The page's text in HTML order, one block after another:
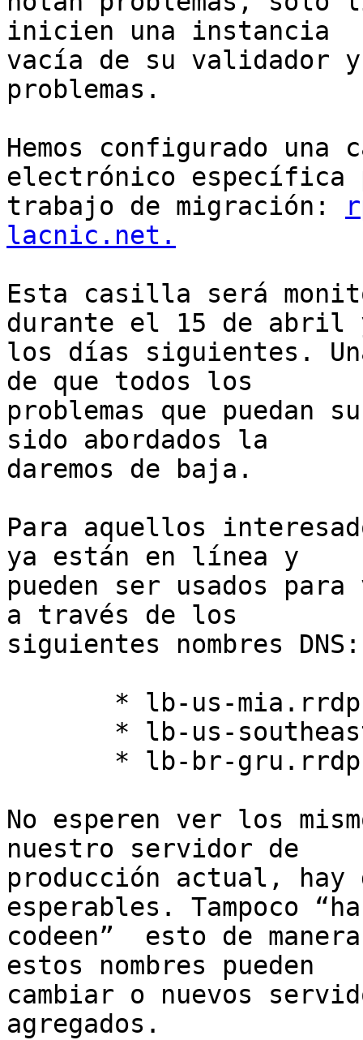
inicien una instancia
vacía de su validador
problemas.
Hemos configurado
electrónico específica
trabajo de migración:
lacnic.net.
Esta casilla será
durante el 15 de
los días siguientes.
de que todos los
problemas que puedan
sido abordados la
daremos de baja.
Para aquellos
ya están en línea y
pueden ser usados
a través de los
siguientes nombres DNS:
No esperen ver los
nuestro servidor de
producción actual, hay
esperables. Tampoco
codeen”  esto de
estos nombres pueden
cambiar o nuevos
agregados.